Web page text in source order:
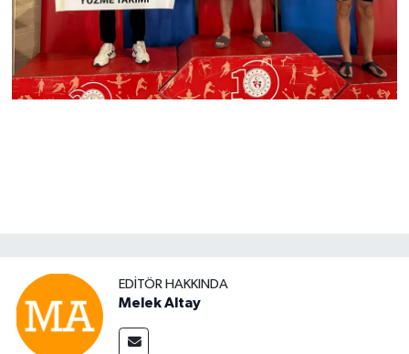
EDITÖR HAKKINDA
Melek Altay